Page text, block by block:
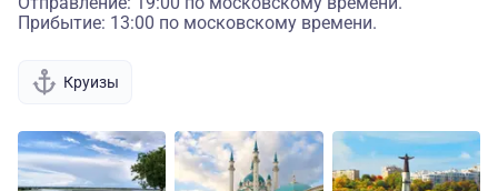
Прибытие: 13:00 по московскому времени.
Круизы